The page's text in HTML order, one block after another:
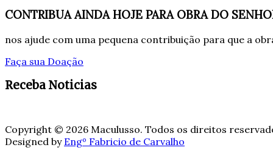
CONTRIBUA AINDA HOJE PARA OBRA DO
nos ajude com uma pequena contribuição para que a
Faça sua Doação
Receba Noticias
Copyright © 2026 Maculusso. Todos os direitos
Designed by Engº Fabricio de Carvalho